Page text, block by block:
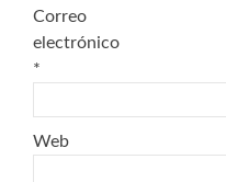
Correo
electrónico
*
Web